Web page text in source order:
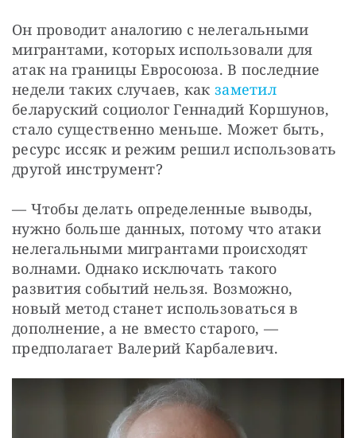
Он проводит аналогию с нелегальными
мигрантами, которых использовали для
атак на границы Евросоюза. В последние
недели таких случаев, как заметил
беларуский социолог Геннадий Коршунов,
стало существенно меньше. Может быть,
ресурс иссяк и режим решил использовать
другой инструмент?
— Чтобы делать определенные выводы,
нужно больше данных, потому что атаки
нелегальными мигрантами происходят
волнами. Однако исключать такого
развития событий нельзя. Возможно,
новый метод станет использоваться в
дополнение, а не вместо старого, —
предполагает Валерий Карбалевич.